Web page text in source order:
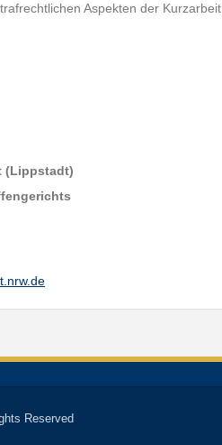
Aspekten der Kurzarbeit
(Lippstadt)
Reserved